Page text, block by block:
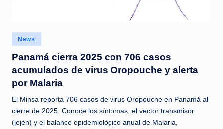
a
s
a
l
i
n
Posted
in
News
Panamá cierra 2025 con 706 casos
acumulados de virus Oropouche y alerta
por Malaria
El Minsa reporta 706 casos de virus Oropouche en Panamá al
cierre de 2025. Conoce los síntomas, el vector transmisor
(jején) y el balance epidemiológico anual de Malaria,